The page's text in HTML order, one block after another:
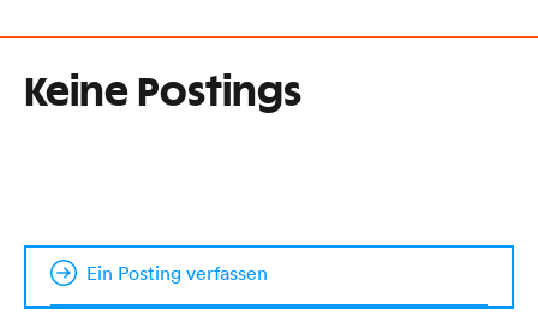
Keine Postings
Ein Posting verfassen